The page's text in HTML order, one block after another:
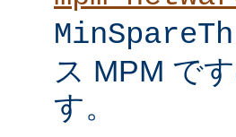
ス MPM で
す。